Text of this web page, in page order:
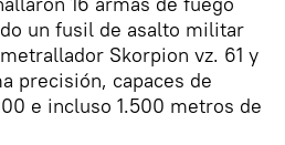
un fusil de asalto militar
Skorpion vz. 61 y
precisión, capaces de
e incluso 1.500 metros de